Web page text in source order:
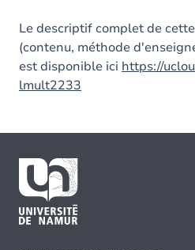
Le descriptif complet de
(contenu, méthode
est disponible ici https://
lmult2233